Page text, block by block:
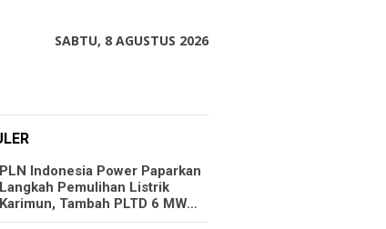
SABTU, 8 AGUSTUS 2026
PLN Indonesia Power Paparkan
Langkah Pemulihan Listrik
Karimun, Tambah PLTD 6 MW…